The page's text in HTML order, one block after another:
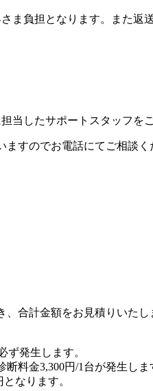
ま負担となります。また返
当したサポートスタッフを
すのでお電話にてご相談く
合計金額をお見積りいたし
発生します。
料金3,300円/1台が発生しま
なります。